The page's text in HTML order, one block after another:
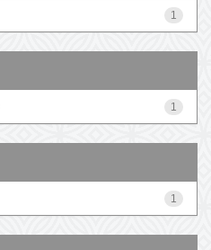
1
1
1